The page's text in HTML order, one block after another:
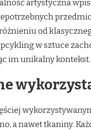
artystyczna
od
w sztuce
im unikalny kontekst.
a nawet tkaniny.